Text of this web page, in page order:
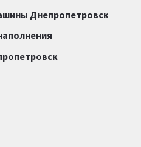
Днепропетровск